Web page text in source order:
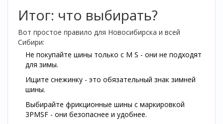
Итог: что выбирать?
Вот простое правило для Новосибирска и всей
Сибири:
Не покупайте шины только с M S - они не подходят
для зимы.
Ищите снежинку - это обязательный знак зимней
шины.
Выбирайте фрикционные шины с маркировкой
3PMSF - они безопаснее и удобнее.